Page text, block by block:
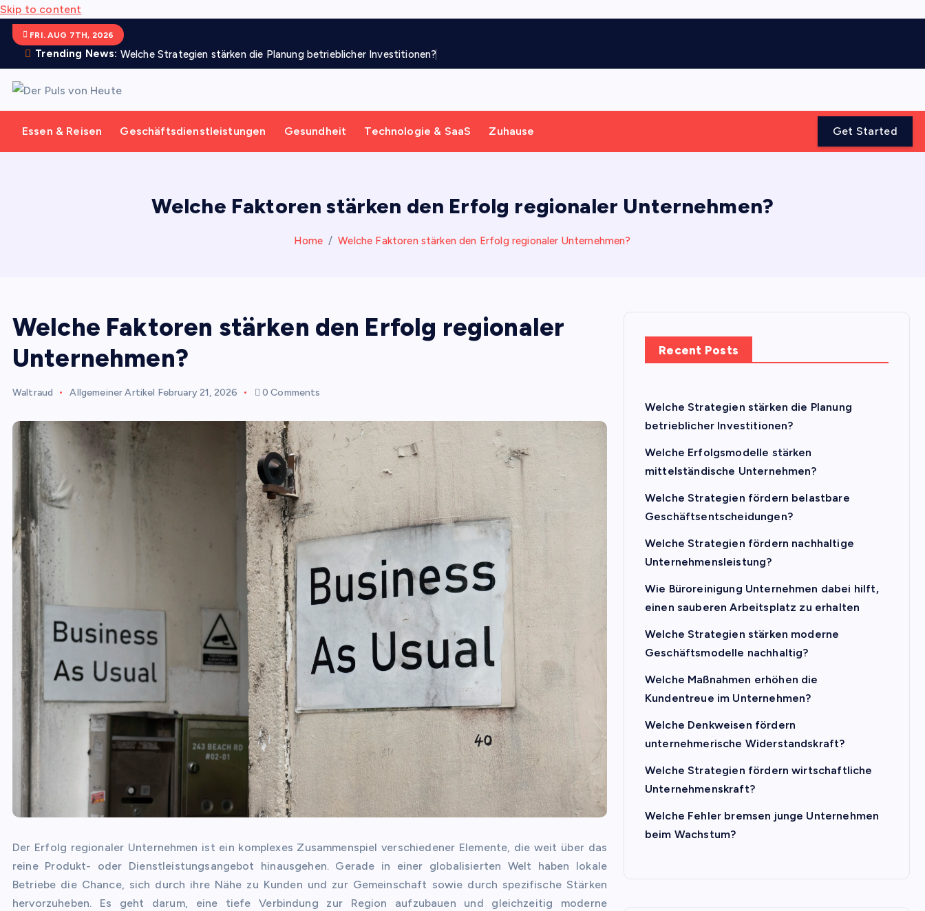
Skip to content
FRI. AUG 7TH, 2026
Trending News: Welche Strategien stärken die Planung betrieblicher Investitionen?
Essen & Reisen
Geschäftsdienstleistungen Gesundheit Technologie & SaaS Zuhause Get Started
Welche Faktoren stärken den Erfolg regionaler Unternehmen?
Home Welche Faktoren stärken den Erfolg regionaler Unternehmen?
Welche Faktoren stärken den Erfolg regionaler
Unternehmen?
Waltraud Allgemeiner Artikel February 21, 2026 0 Comments
Der Erfolg regionaler Unternehmen ist ein komplexes Zusammenspiel verschiedener Elemente, die weit über das
reine Produkt- oder Dienstleistungsangebot hinausgehen. Gerade in einer globalisierten Welt haben lokale
Betriebe die Chance, sich durch ihre Nähe zu Kunden und zur Gemeinschaft sowie durch spezifische Stärken
hervorzuheben. Es geht darum, eine tiefe Verbindung zur Region aufzubauen und gleichzeitig moderne
Recent Posts
Welche Strategien stärken die Planung
betrieblicher Investitionen?
Welche Erfolgsmodelle stärken
mittelständische Unternehmen?
Welche Strategien fördern belastbare
Geschäftsentscheidungen?
Welche Strategien fördern nachhaltige
Unternehmensleistung?
Wie Büroreinigung Unternehmen dabei hilft,
einen sauberen Arbeitsplatz zu erhalten
Welche Strategien stärken moderne
Geschäftsmodelle nachhaltig?
Welche Maßnahmen erhöhen die
Kundentreue im Unternehmen?
Welche Denkweisen fördern
unternehmerische Widerstandskraft?
Welche Strategien fördern wirtschaftliche
Unternehmenskraft?
Welche Fehler bremsen junge Unternehmen
beim Wachstum?